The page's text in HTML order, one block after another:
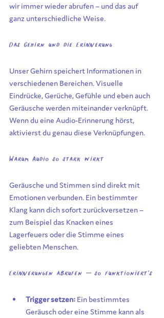
wir immer wieder abrufen – und das auf
ganz unterschiedliche Weise.
Das Gehirn und die Erinnerung
Unser Gehirn speichert Informationen in
verschiedenen Bereichen. Visuelle
Eindrücke, Gerüche, Gefühle und eben auch
Geräusche werden miteinander verknüpft.
Wenn du eine Audio-Erinnerung hörst,
aktivierst du genau diese Verknüpfungen.
Warum Audio so stark wirkt
Geräusche und Stimmen sind direkt mit
Emotionen verbunden. Ein bestimmter
Klang kann dich sofort zurückversetzen –
zum Beispiel das Knacken eines
Lagerfeuers oder die Stimme eines
geliebten Menschen.
Erinnerungen abrufen – so funktioniert’s
Trigger setzen: Ein bestimmtes
Geräusch oder eine Stimme kann als